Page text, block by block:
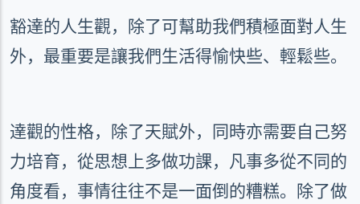
豁達的人生觀，除了可幫助我們積極面對人生
外，最重要是讓我們生活得愉快些、輕鬆些。
達觀的性格，除了天賦外，同時亦需要自己努
力培育，從思想上多做功課，凡事多從不同的
角度看，事情往往不是一面倒的糟糕。除了做